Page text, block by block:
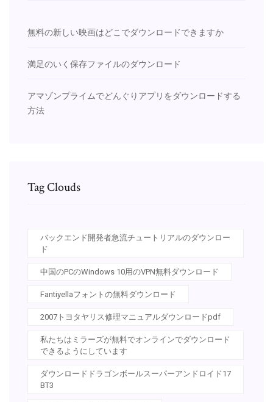
無料の新しい映画はどこでダウンロードできますか
満足のいく保存ファイルのダウンロード
アマゾンプライムでどんぐりアプリをダウンロードする
方法
Tag Clouds
バックエンド開発者急流チュートリアルのダウンロー
ド
中国のPCのWindows 10用のVPN無料ダウンロード
Fantiyellaフォントの無料ダウンロード
2007トヨタヤリス修理マニュアルダウンロードpdf
私たちはミラーズが無料でオンラインでダウンロード
できるようにしています
ダウンロードドラゴンボールスーパーアンドロイド17
BT3